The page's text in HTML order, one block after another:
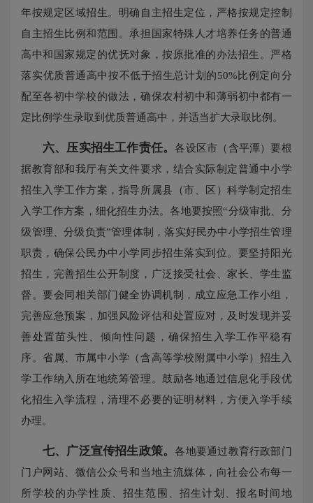
年按规定区域招生。明确自主招生定位，严格按规定控制
自主招生比例和范围。承担国家特殊人才培养任务的普通
高中和国家规定的优抚对象，按原批准的办法招生。严格
落实优质普通高中按不低于招生总计划的50%比例定向分
配至各初中学校的做法，确保农村初中和薄弱初中都有一
定比例学生录取到优质普通高中，并适当扩大录取比例。
六、 压实招生工作责任。各设区市（含平潭）要根
据教育部和我厅有关文件要求，结合实际制定普通中小学
招生入学工作方案，指导所属县（市、区）科学制定招生
入学工作方案，细化招生办法。各地要按照“分级审批、分
级管理、分级负责”管理体制，落实好民办中小学招生管理
职责，确保公民办中小学同步招生落实到位。要坚持阳光
招生，完善招生公开制度，广泛接受社会、家长、学生监
督。要会同相关部门健全协调机制，成立应急工作小组，
完善应急预案，加强风险评估和处置应对，及时发现并妥
善处置苗头性、倾向性问题，确保招生入学工作平稳有
序。省属、市属中小学（含高等学校附属中小学）招生入
学工作纳入所在地统筹管理。鼓励各地通过信息化手段优
化招生入学流程，清理不必要的证明材料，方便入学手续
办理。
七、广泛宣传招生政策。各地要通过教育行政部门
门户网站、微信公众号和当地主流媒体，向社会公布每一
所学校的办学性质、招生范围、招生计划、报名时间地